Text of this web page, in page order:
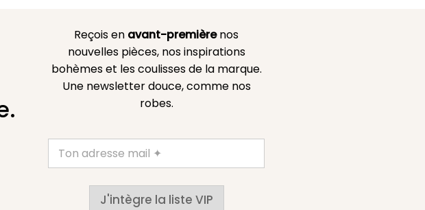
Reçois en avant-premièrenos
nouvelles pièces, nos inspirations
bohèmes et les coulisses de la marque.
Une newsletter douce, comme nos
robes.
J'intègre la liste VIP